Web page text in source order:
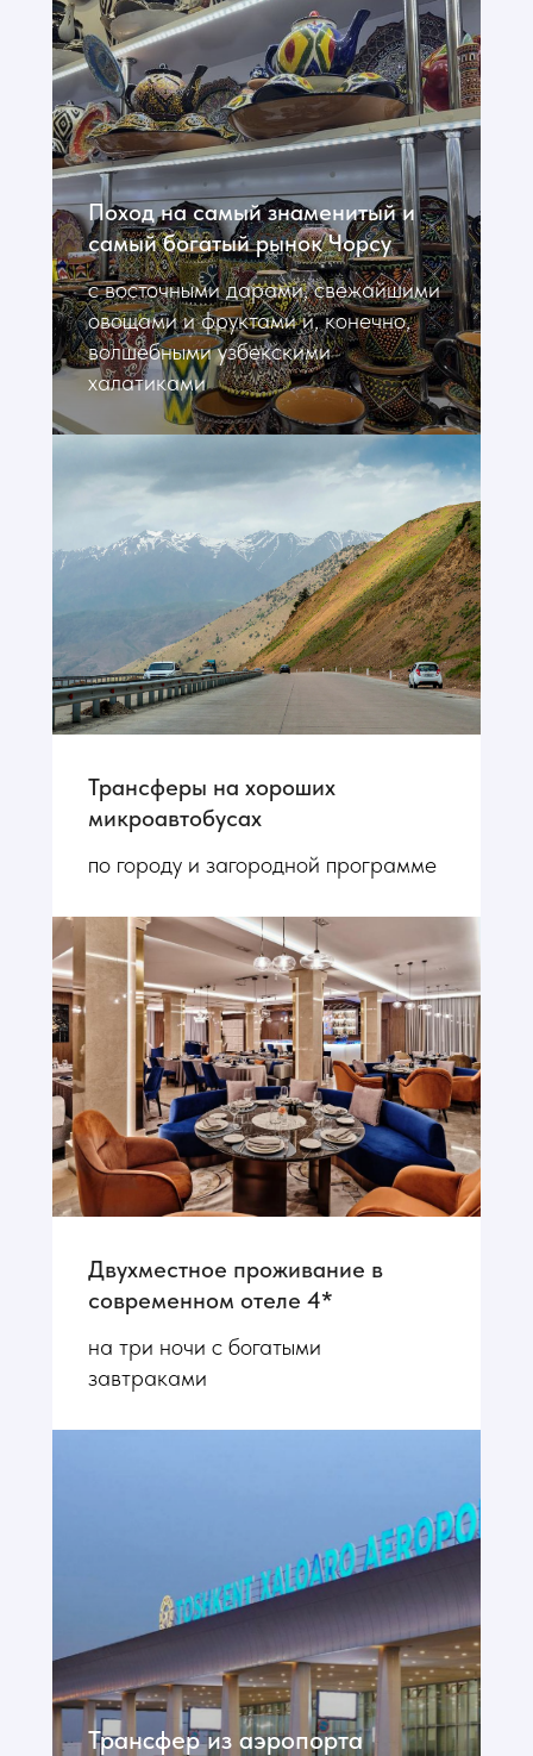
Поход на самый знаменитый и
самый богатый рынок Чорсу
с восточными дарами, свежайшими
овощами и фруктами и, конечно,
волшебными узбекскими
халатиками
Трансферы на хороших
микроавтобусах
по городу и загородной программе
Двухместное проживание в
современном отеле 4*
на три ночи с богатыми
завтраками
Трансфер из аэропорта